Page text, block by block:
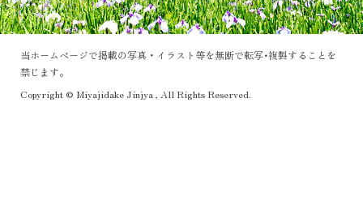
当ホームページで掲載の写真・イラスト等を無断で転写･複製することを
禁じます。
Copyright © Miyajidake Jinjya , All Rights Reserved.